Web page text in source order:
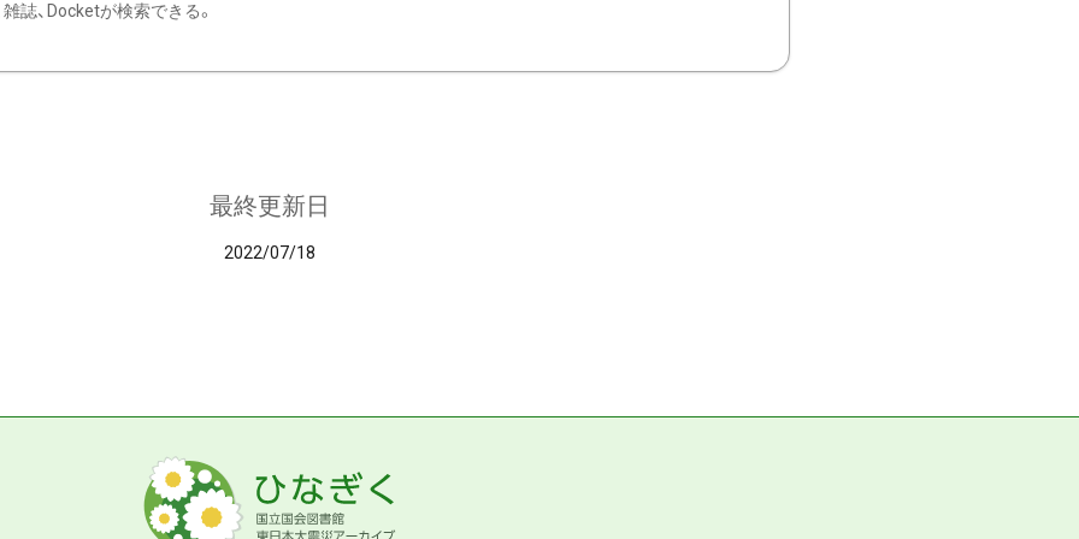
雑誌、Docketが検索できる。
最終更新日
2022/07/18